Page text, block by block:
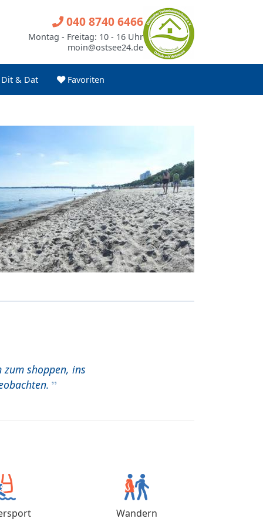
Dit & Dat Favoriten
040 8740 6466
Montag - Freitag: 10 - 16 Uhr
moin@ostsee24.de
shoppen, ins
Wandern